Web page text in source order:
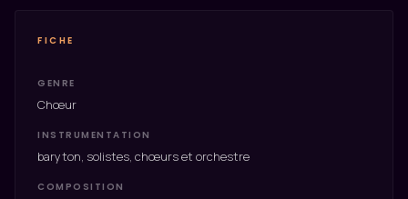
FICHE
GENRE
Chœur
INSTRUMENTATION
baryton, solistes, chœurs et orchestre
COMPOSITION